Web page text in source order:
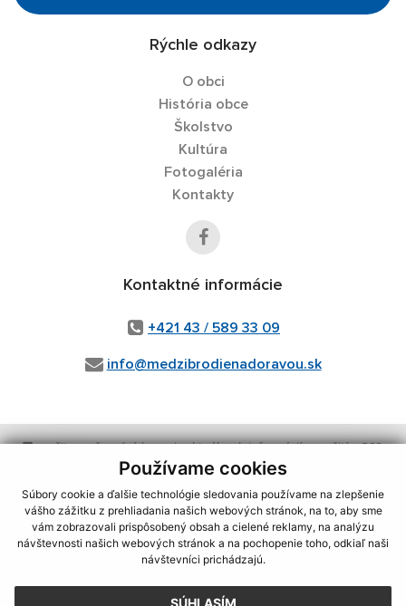
Používame cookies
Súbory cookie a ďalšie technológie sledovania používame na zlepšenie
vášho zážitku z prehliadania našich webových stránok, na to, aby sme
vám zobrazovali prispôsobený obsah a cielené reklamy, na analýzu
návštevnosti našich webových stránok a na pochopenie toho, odkiaľ naši
návštevníci prichádzajú.
Rýchle odkazy
O obci
História obce
Školstvo
Kultúra
Fotogaléria
Kontakty
Kontaktné informácie
+421 43 / 589 33 09
info@medzibrodienadoravou.sk
využite možnosť získavania aktuálnych informácií s využitím RSS,
CMS systém (redakčný) systém ECHELON 2,Mapa stránok
s.r.o.,technický prevádzkovateľ
Posledná aktualizácia: 04.08.2026
Vyhlásenie o prístupnosti
Autorské práva|Cookies